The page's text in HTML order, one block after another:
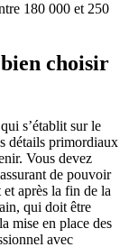
180 000 et 250
choisir
s’établit sur le
détails primordiaux
Vous devez
de pouvoir
et après la fin de la
qui doit être
mise en place des
avec